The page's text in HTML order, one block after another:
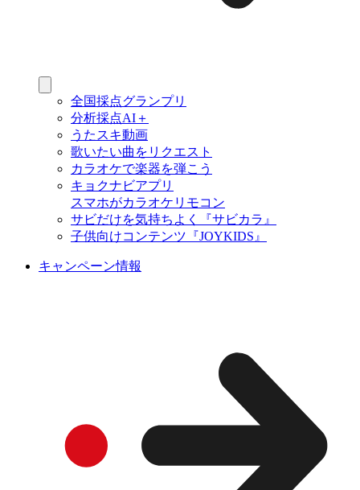
全国採点グランプリ
分析採点AI＋
うたスキ動画
歌いたい曲をリクエスト
カラオケで楽器を弾こう
キョクナビアプリ
スマホがカラオケリモコン
サビだけを気持ちよく『サビカラ』
子供向けコンテンツ『JOYKIDS』
キャンペーン情報